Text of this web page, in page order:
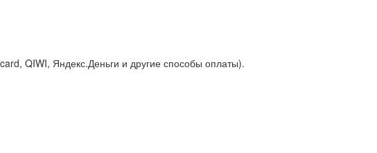
QIWI, Яндекс.Деньги и другие способы оплаты).